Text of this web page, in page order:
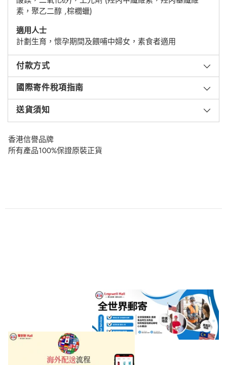
素，聚乙二醇 ,棕櫚蠟)
適用人士
計劃生育，懷孕期間及餵哺中婦女，素食者適用
付款方式
國際寄件稅項指南
送貨須知
香港信譽品牌
所有產品100%保證原裝正貨